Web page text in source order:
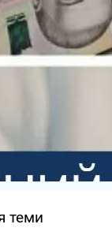
теми